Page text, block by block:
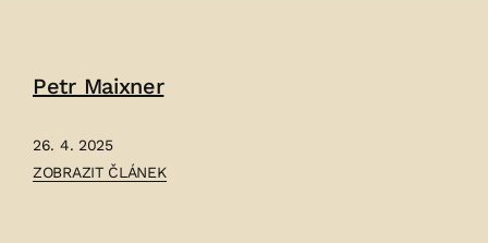
Petr Maixner
26. 4. 2025
ČLÁNEK:
ZOBRAZIT ČLÁNEK